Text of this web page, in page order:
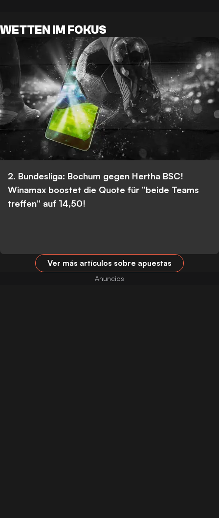
WETTEN IM FOKUS
2. Bundesliga: Bochum gegen Hertha BSC!
Winamax boostet die Quote für “beide Teams
treffen” auf 14,50!
Ver más artículos sobre apuestas